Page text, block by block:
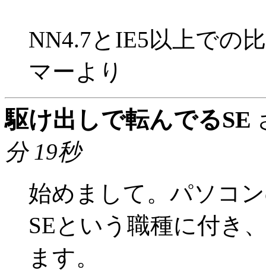
NN4.7とIE5以上での
マーより
駆け出しで転んでるSE
分 19秒
始めまして。パソコ
SEという職種に付き
ます。